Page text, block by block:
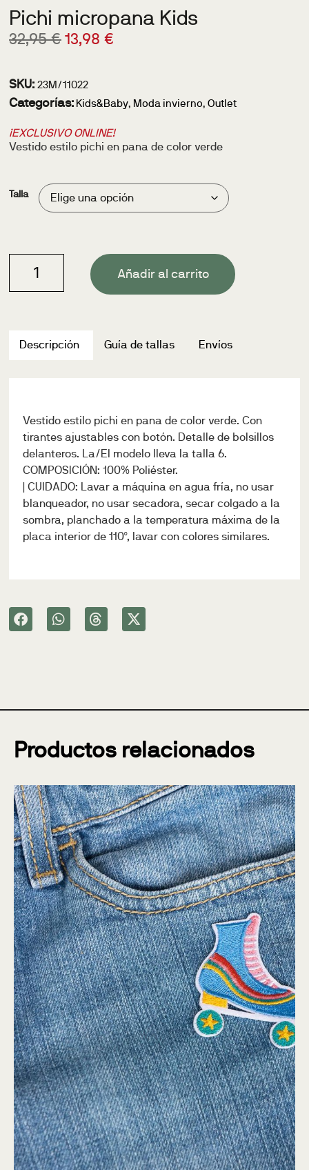
Pichi micropana Kids
32,95€ 13,98 €
SKU: 23M/11022
Categorías: Kids&Baby, Moda invierno, Outlet
¡EXCLUSIVO ONLINE!
Vestido estilo pichi en pana de color verde
Talla
Añadir al carrito
Descripción Guía de tallas Envíos
Vestido estilo pichi en pana de color verde. Con
tirantes ajustables con botón. Detalle de bolsillos
delanteros. La/El modelo lleva la talla 6.
COMPOSICIÓN: 100% Poliéster.
| CUIDADO: Lavar a máquina en agua fría, no usar
blanqueador, no usar secadora, secar colgado a la
sombra, planchado a la temperatura máxima de la
placa interior de 110º, lavar con colores similares.
Productos relacionados